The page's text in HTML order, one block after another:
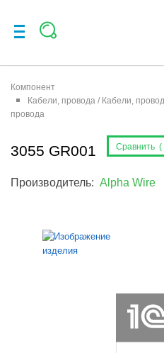
Компонент
Кабели, провода / Кабели,
провода
3055 GR001 Сравнить (
Производитель: Alpha Wire